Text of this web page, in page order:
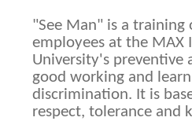
"See Man" is a
employees at the MAX
University's preventive
good working and
discrimination. It is
respect, tolerance and